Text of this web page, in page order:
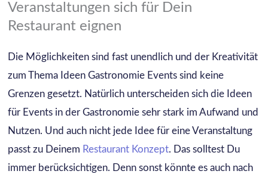
Veranstaltungen sich für Dein
Restaurant eignen
Die Möglichkeiten sind fast unendlich und der Kreativität
zum Thema Ideen Gastronomie Events sind keine
Grenzen gesetzt. Natürlich unterscheiden sich die Ideen
für Events in der Gastronomie sehr stark im Aufwand und
Nutzen. Und auch nicht jede Idee für eine Veranstaltung
passt zu Deinem Restaurant Konzept. Das solltest Du
immer berücksichtigen. Denn sonst könnte es auch nach